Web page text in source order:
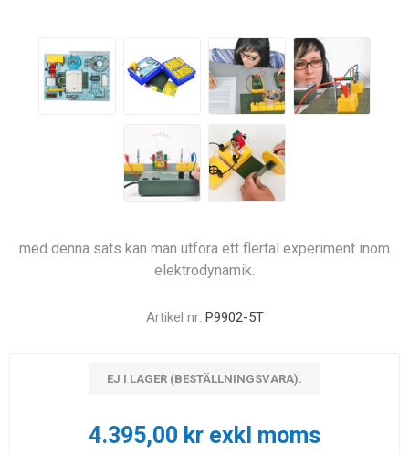
med denna sats kan man utföra ett flertal experiment inom
elektrodynamik.
Artikel nr: P9902-5T
EJ I LAGER (BESTÄLLNINGSVARA).
4.395,00 kr exkl moms